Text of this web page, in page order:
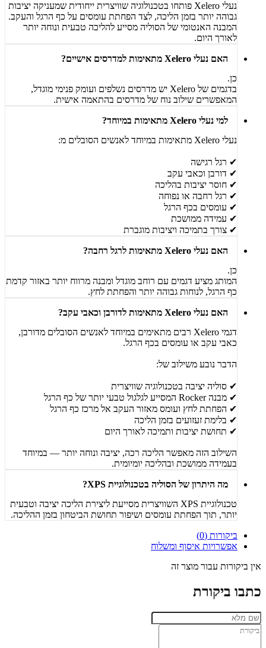
נעלי Xelero פותחו בטכנולוגיה שוויצרית ייחודית שמעניקה יציבות
גבוהה יותר בזמן הליכה, לצד הפחתת עומסים על כף הרגל והעקב.
המבנה האנטומי של הסוליה מסייע להליכה טבעית ונוחה יותר
לאורך היום.
האם נעלי Xelero מתאימות למדרסים אישיים?
כן.
בדגמים של Xelero יש מדרסים נשלפים ועומק פנימי מוגדל,
המאפשרים שילוב נוח של מדרסים בהתאמה אישית.
למי נעלי Xelero מתאימות במיוחד?
נעלי Xelero מתאימות במיוחד לאנשים הסובלים מ:
✔ רגל רגישה
✔ דורבן וכאבי עקב
✔ חוסר יציבות בהליכה
✔ רגל רחבה או נפוחה
✔ עומסים בכף הרגל
✔ עמידה ממושכת
✔ צורך בתמיכה ויציבות מוגברת
האם נעלי Xelero מתאימות לרגל רחבה?
כן.
המותג מציע דגמים עם רוחב מוגדל ומבנה מרווח יותר באזור קדמת
כף הרגל, לנוחות גבוהה יותר והפחתת לחץ.
האם נעלי Xelero מתאימות לדורבן וכאבי עקב?
דגמי Xelero רבים מתאימים במיוחד לאנשים הסובלים מדורבן,
כאבי עקב או עומסים בכף הרגל.
הדבר נובע משילוב של:
✔ סוליה יציבה בטכנולוגיה שוויצרית
✔ מבנה Rocker המסייע לגלגול טבעי יותר של כף הרגל
✔ הפחתת לחץ ועומס מאזור העקב אל מרכז כף הרגל
✔ בלימת זעזועים בזמן הליכה
✔ תחושת יציבות ותמיכה לאורך היום
השילוב הזה מאפשר הליכה רכה, יציבה ונוחה יותר — במיוחד
בעמידה ממושכת ובהליכה יומיומית.
מה היתרון של הסוליה בטכנולוגיית XPS?
טכנולוגיית XPS השוויצרית מסייעת ליצירת הליכה יציבה וטבעית
יותר, תוך הפחתת עומסים ושיפור תחושת הביטחון בזמן ההליכה.
ביקורות (0)
אפשרויות איסוף ומשלוח
אין ביקורות עבור מוצר זה
כתבו ביקורת